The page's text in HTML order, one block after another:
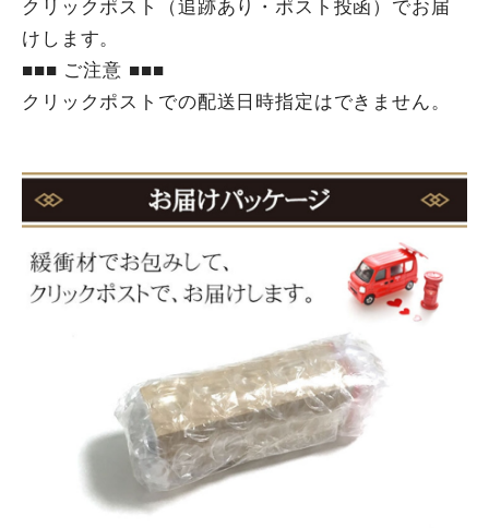
クリックポスト（追跡あり・ポスト投函）でお届
けします。
■■■ ご注意 ■■■
クリックポストでの配送日時指定はできません。